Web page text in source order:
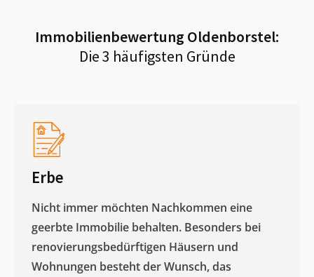
Immobilienbewertung Oldenborstel:
Die 3 häufigsten Gründe
Erbe
Nicht immer möchten Nachkommen eine
geerbte Immobilie behalten. Besonders bei
renovierungsbedürftigen Häusern und
Wohnungen besteht der Wunsch, das